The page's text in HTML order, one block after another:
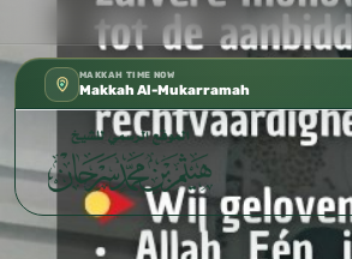
كتب الشيخ هيثم سرحان حفظه الله متوفرة مجانًا في المسجد
MAKKAH TIME NOW
Makkah Al-Mukarramah